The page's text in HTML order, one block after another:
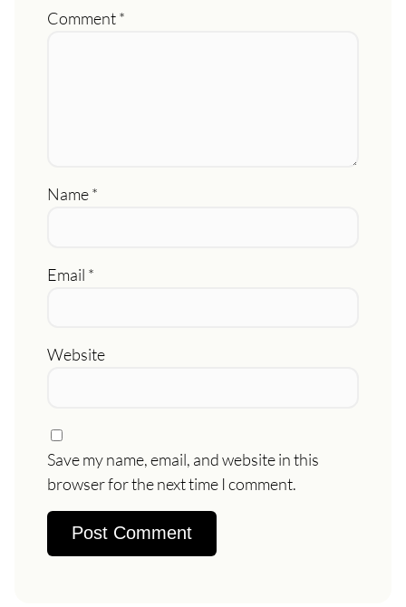
Comment*
Name*
Email *
Website
Save my name, email, and website in this
browser for the next time I comment.